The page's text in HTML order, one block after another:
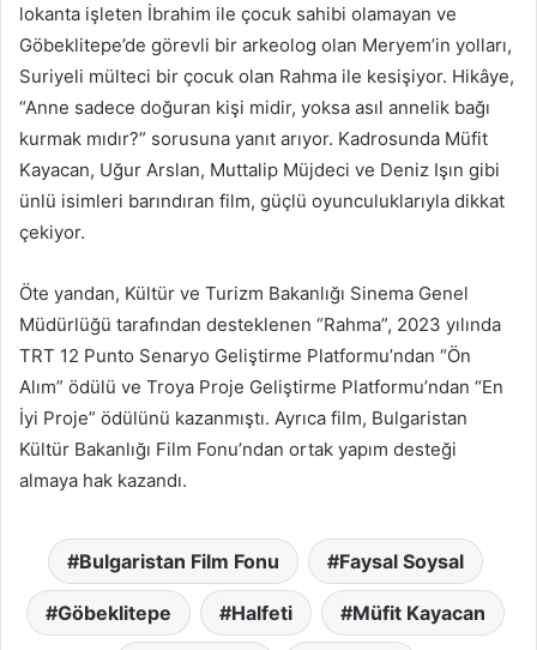
lokanta işleten İbrahim ile çocuk sahibi olamayan ve
Göbeklitepe’de görevli bir arkeolog olan Meryem’in yolları,
Suriyeli mülteci bir çocuk olan Rahma ile kesişiyor. Hikâye,
“Anne sadece doğuran kişi midir, yoksa asıl annelik bağı
kurmak mıdır?” sorusuna yanıt arıyor. Kadrosunda Müfit
Kayacan, Uğur Arslan, Muttalip Müjdeci ve Deniz Işın gibi
ünlü isimleri barındıran film, güçlü oyunculuklarıyla dikkat
çekiyor.
Öte yandan, Kültür ve Turizm Bakanlığı Sinema Genel
Müdürlüğü tarafından desteklenen “Rahma”, 2023 yılında
TRT 12 Punto Senaryo Geliştirme Platformu’ndan “Ön
Alım” ödülü ve Troya Proje Geliştirme Platformu’ndan “En
İyi Proje” ödülünü kazanmıştı. Ayrıca film, Bulgaristan
Kültür Bakanlığı Film Fonu’ndan ortak yapım desteği
almaya hak kazandı.
Bulgaristan Film Fonu Faysal Soysal
Göbeklitepe Halfeti Müfit Kayacan